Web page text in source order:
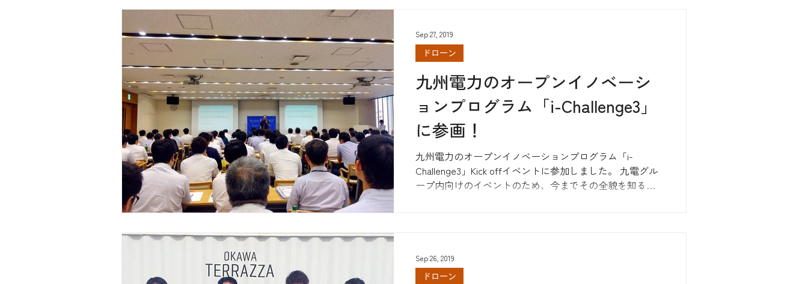
九州電力のオープンイノベーシ
ョンプログラム「i-Challenge3」
に参画！
九州電力のオープンイノベーションプログラム「i-
Challenge3」Kick offイベントに参加しました。 九電グル
ープ内向けのイベントのため、今までその全貌を知る事
ドローン
Sep 27, 2019
ドローン
Sep 26, 2019